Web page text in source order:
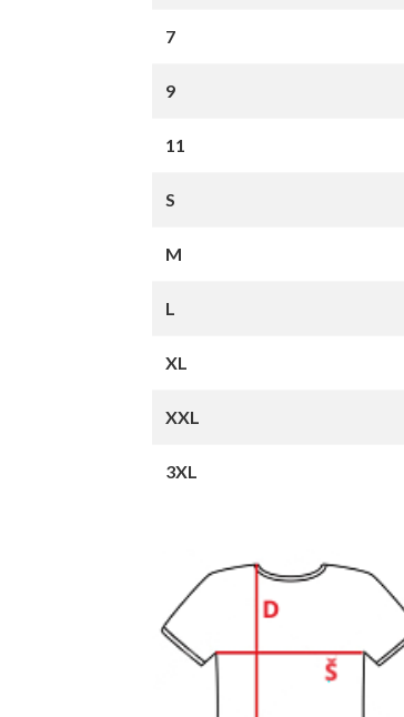
7
9
11
S
M
L
XL
XXL
3XL